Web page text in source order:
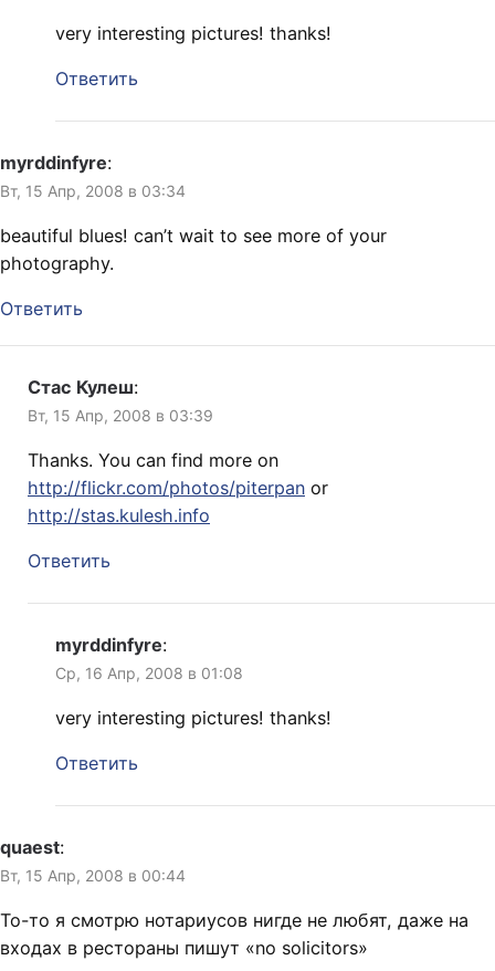
very interesting pictures! thanks!
Ответить
myrddinfyre:
Вт, 15 Апр, 2008 в 03:34
beautiful blues! can’t wait to see more of your
photography.
Ответить
Стас Кулеш:
Вт, 15 Апр, 2008 в 03:39
Thanks. You can find more on
http://flickr.com/photos/piterpan or
http://stas.kulesh.info
Ответить
myrddinfyre:
Ср, 16 Апр, 2008 в 01:08
very interesting pictures! thanks!
Ответить
quaest:
Вт, 15 Апр, 2008 в 00:44
То-то я смотрю нотариусов нигде не любят, даже на
входах в рестораны пишут «no solicitors»